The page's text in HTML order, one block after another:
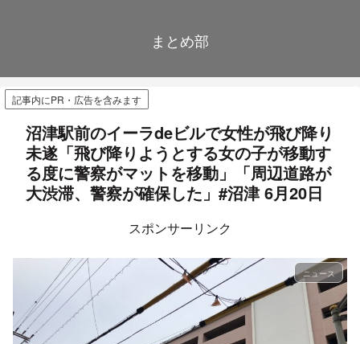
まとめ部
記事内にPR・広告を含みます
沼津駅前のイーラdeビルで女性が飛び降り
未遂「飛び降りようとする女の子が移動す
る度に警察がマットを移動」「周辺道路が
大渋滞、警察が確保した」#沼津 6月20日
スポンサーリンク
ニュース